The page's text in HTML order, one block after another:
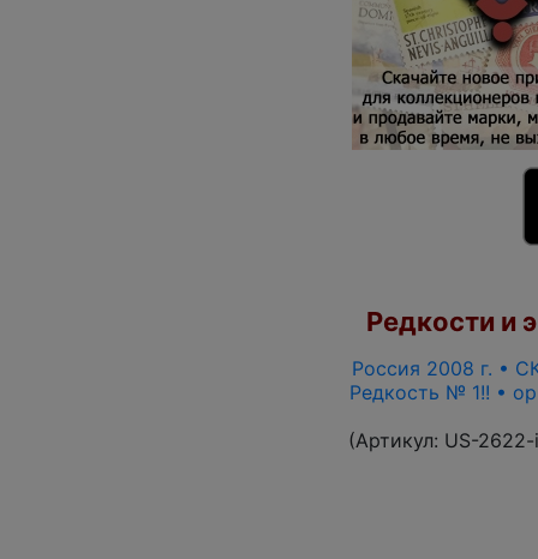
Редкости и
Россия 2008 г. •
Редкость № 1!! •
(Артикул: US-